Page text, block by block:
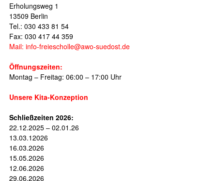
Erholungsweg 1
13509 Berlin
Tel.: 030 433 81 54
Fax: 030 417 44 359
Mail: info-freiescholle@awo-suedost.de
Öffnungszeiten:
Montag – Freitag: 06:00 – 17:00 Uhr
Unsere Kita-Konzeption
Schließzeiten 2026:
22.12.2025 – 02.01.26
13.03.12026
16.03.2026
15.05.2026
12.06.2026
29.06.2026